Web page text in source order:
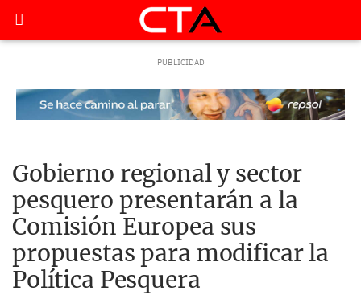
Gobierno regional y sector
pesquero presentarán a la
Comisión Europea sus
propuestas para modificar la
Política Pesquera